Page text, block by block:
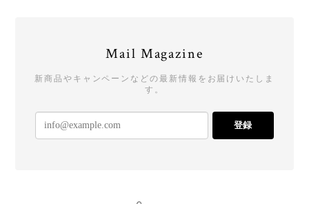
Mail Magazine
新商品やキャンペーンなどの最新情報をお届けいたしま
す。
登録